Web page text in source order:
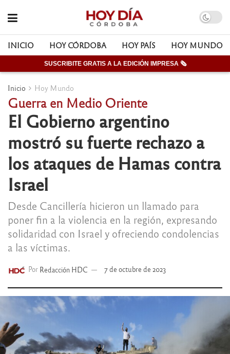
INICIO HOY CÓRDOBA HOY PAÍS HOY MUNDO
SUSCRIBITE GRATIS A LA EDICIÓN IMPRESA 🗞
Inicio Hoy Mundo
Guerra en Medio Oriente
El Gobierno argentino
mostró su fuerte rechazo a
los ataques de Hamas contra
Israel
Desde Cancillería hicieron un llamado para
poner fin a la violencia en la región, expresando
solidaridad con Israel y ofreciendo condolencias
a las víctimas.
Por Redacción HDC 7 de octubre de 2023